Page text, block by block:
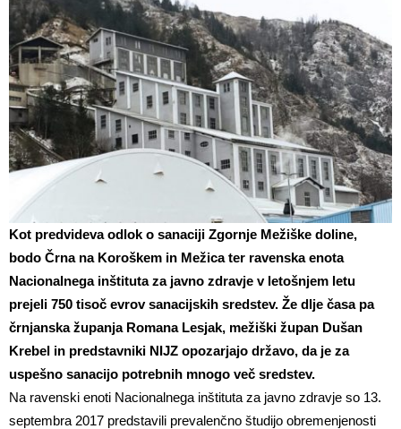
Kot predvideva odlok o sanaciji Zgornje Mežiške doline,
bodo Črna na Koroškem in Mežica ter ravenska enota
Nacionalnega inštituta za javno zdravje v letošnjem letu
prejeli 750 tisoč evrov sanacijskih sredstev. Že dlje časa pa
črnjanska županja Romana Lesjak, mežiški župan Dušan
Krebel in predstavniki NIJZ opozarjajo državo, da je za
uspešno sanacijo potrebnih mnogo več sredstev.
Na ravenski enoti Nacionalnega inštituta za javno zdravje so 13.
septembra 2017 predstavili prevalenčno študijo obremenjenosti